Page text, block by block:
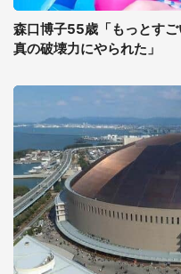
森口博子55歳「もっとす
真の破壊力にやられた」